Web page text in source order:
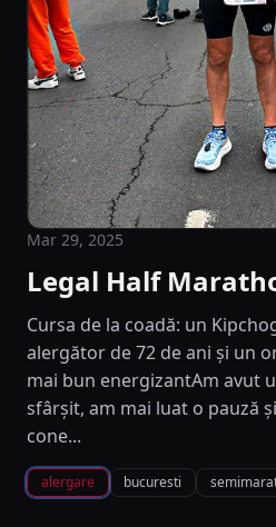
Mar 29, 2025
Legal Half
Cursa de la coadă: un
alergător de 72 de ani și un
mai bun energizantAm avut
sfârșit, am mai luat o pauză
cone...
alergare bucuresti